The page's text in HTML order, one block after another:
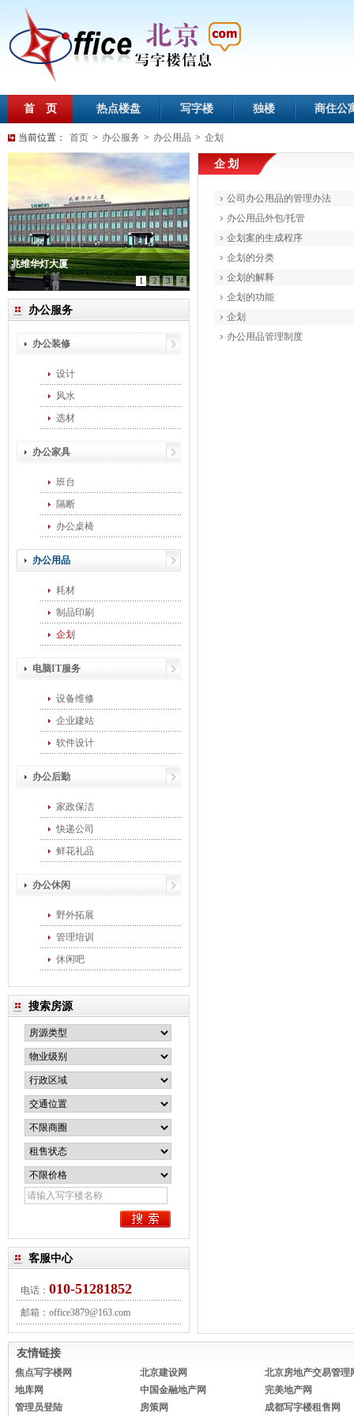
首 页 热点楼盘 写字楼 独楼 商住公
当前位置： 首页 > 办公服务 > 办公用品 > 企划
兆维华灯大厦
1 2 3 4
办公服务
办公装修
设计
风水
选材
办公家具
班台
隔断
办公桌椅
办公用品
耗材
制品印刷
企划
电脑IT服务
设备维修
企业建站
软件设计
办公后勤
家政保洁
快递公司
鲜花礼品
办公休闲
野外拓展
管理培训
休闲吧
搜索房源
客服中心
电话： 010-51281852
邮箱：office3879@163.com
QQ:office3879@163.com(896278289)
企划
公司办公用品的管理办法
办公用品外包/托管
企划案的生成程序
企划的分类
企划的解释
企划的功能
企划
办公用品管理制度
友情链接
焦点写字楼网 北京建设网
北京房地产交易管理
地库网
中国金融地产网
完美地产网
管理员登陆
房策网 成都写字楼租售网